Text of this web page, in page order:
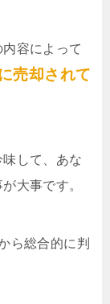
容によって
売却されて
して、あな
大事です。
ら総合的に判